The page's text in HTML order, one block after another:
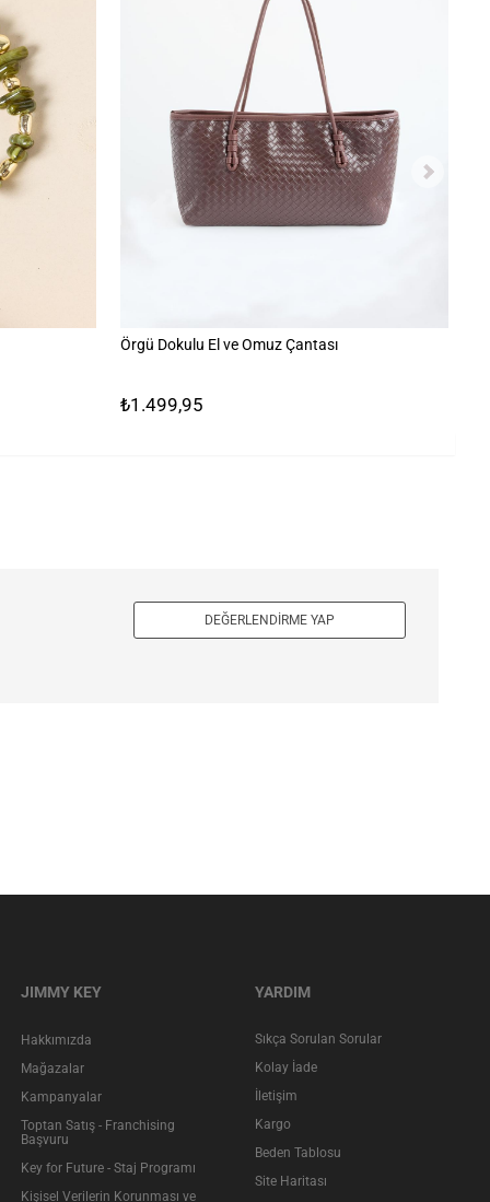
Örgü Dokulu El ve Omuz Çantası
₺1.499,95
DEĞERLENDIRME YAP
JIMMY KEY
Hakkımızda
Mağazalar
Kampanyalar
Toptan Satış - Franchising
Başvuru
Key for Future - Staj Programı
Kişisel Verilerin Korunması ve
YARDIM
Sıkça Sorulan Sorular
Kolay İade
İletişim
Kargo
Beden Tablosu
Site Haritası